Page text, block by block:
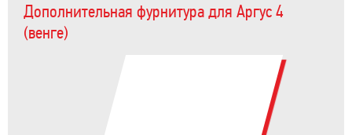
Дополнительная фурнитура для Аргус 4
(венге)